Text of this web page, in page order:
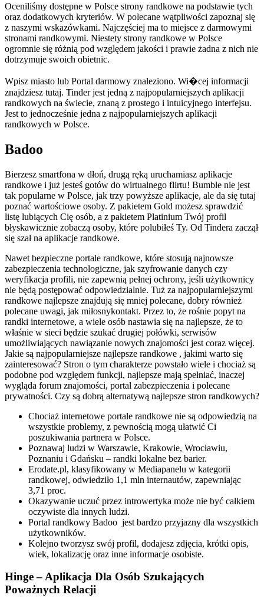
Oceniliśmy dostępne w Polsce strony randkowe na podstawie tych
oraz dodatkowych kryteriów. W polecane wątpliwości zapoznaj się
z naszymi wskazówkami. Najczęściej ma to miejsce z darmowymi
stronami randkowymi. Niestety strony randkowe w Polsce
ogromnie się różnią pod względem jakości i prawie żadna z nich nie
dotrzymuje swoich obietnic.
Wpisz miasto lub Portal darmowy znaleziono. Wi�cej informacji
znajdziesz tutaj. Tinder jest jedną z najpopularniejszych aplikacji
randkowych na świecie, znaną z prostego i intuicyjnego interfejsu.
Jest to jednocześnie jedna z najpopularniejszych aplikacji
randkowych w Polsce.
Badoo
Bierzesz smartfona w dłoń, drugą ręką uruchamiasz aplikacje
randkowe i już jesteś gotów do wirtualnego flirtu! Bumble nie jest
tak popularne w Polsce, jak trzy powyższe aplikacje, ale da się tutaj
poznać wartościowe osoby. Z pakietem Gold możesz sprawdzić
listę lubiących Cię osób, a z pakietem Platinium Twój profil
błyskawicznie zobaczą osoby, które polubiłeś Ty. Od Tindera zaczął
się szał na aplikacje randkowe.
Nawet bezpieczne portale randkowe, które stosują najnowsze
zabezpieczenia technologiczne, jak szyfrowanie danych czy
weryfikacja profili, nie zapewnią pełnej ochrony, jeśli użytkownicy
nie będą postępować odpowiedzialnie. Tuż za najpopularniejszymi
randkowe najlepsze znajdują się mniej polecane, dobry również
polecane uwagi, jak miłosnykontakt. Przez to, że rośnie popyt na
randki internetowe, a wiele osób nastawia się na najlepsze, że to
właśnie w sieci będzie szukać drugiej połówki, serwisów
umożliwiających nawiązanie nowych znajomości jest coraz więcej.
Jakie są najpopularniejsze najlepsze randkowe , jakimi warto się
zainteresować? Stron o tym charakterze powstało wiele i chociaż są
podobne pod względem funkcji, najlepsze mają spełniać, inaczej
wygląda forum znajomości, portal zabezpieczenia i polecane
prywatności. Czy są dobrą alternatywą najlepsze stron randkowych?
Chociaż internetowe portale randkowe nie są odpowiedzią na
wszystkie problemy, z pewnością mogą ułatwić Ci
poszukiwania partnera w Polsce.
Poznawaj ludzi w Warszawie, Krakowie, Wrocławiu,
Poznaniu i Gdańsku – randki lokalne bez barier.
Erodate.pl, klasyfikowany w Mediapanelu w kategorii
randkowej, odwiedziło 1,1 mln internautów, zapewniając
3,71 proc.
Okazywanie uczuć przez introwertyka może nie być całkiem
oczywiste dla innych ludzi.
Portal randkowy Badoo jest bardzo przyjazny dla wszystkich
użytkowników.
Kolejno tworzysz swój profil, dodajesz zdjęcia, krótki opis,
wiek, lokalizację oraz inne informacje osobiste.
Hinge – Aplikacja Dla Osób Szukających
Poważnych Relacji